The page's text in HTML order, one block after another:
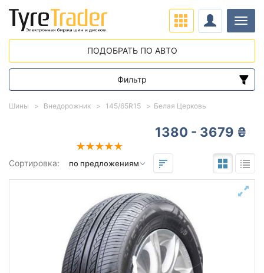
1380 - 3679 ₴
Сортировка:
Шины Внедорожник 145/65R15 Белая Церковь
ПОДОБРАТЬ ПО АВТО
Фильтр
Диапазон цен
Подбор по параметрам
145